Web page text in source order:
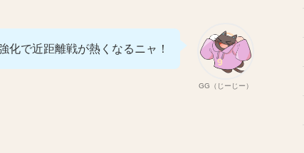
GG（じーじー）
化で近距離戦が熱くなるニャ！